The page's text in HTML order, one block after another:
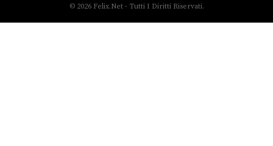
© 2026 Felix.net - Tutti I Diritti Riservati.